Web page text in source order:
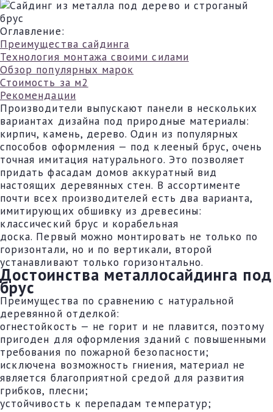
Оглавление:
Преимущества сайдинга
Технология монтажа своими силами
Обзор популярных марок
Стоимость за м2
Рекомендации
Производители выпускают панели в нескольких
вариантах дизайна под природные материалы:
кирпич, камень, дерево. Один из популярных
способов оформления — под клееный брус, очень
точная имитация натурального. Это позволяет
придать фасадам домов аккуратный вид
настоящих деревянных стен. В ассортименте
почти всех производителей есть два варианта,
имитирующих обшивку из древесины:
классический брус и корабельная
доска. Первый можно монтировать не только по
горизонтали, но и по вертикали, второй
устанавливают только горизонтально.
Достоинства металлосайдинга под
брус
Преимущества по сравнению с натуральной
деревянной отделкой:
огнестойкость — не горит и не плавится, поэтому
пригоден для оформления зданий с повышенными
требования по пожарной безопасности;
исключена возможность гниения, материал не
является благоприятной средой для развития
грибков, плесни;
устойчивость к перепадам температур;